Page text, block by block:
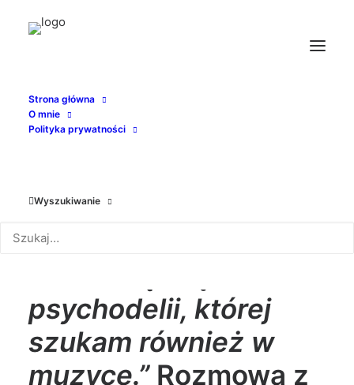
Strona główna
O mnie
Polityka prywatności
Wyszukiwanie
„Filmy nieme mają w
psychodelii, której
szukam również w
muzyce.”Rozmowa z